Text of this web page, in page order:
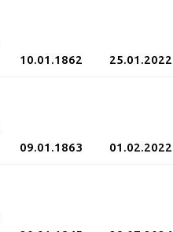
10.01.1862 25.01.2022
09.01.1863 01.02.2022